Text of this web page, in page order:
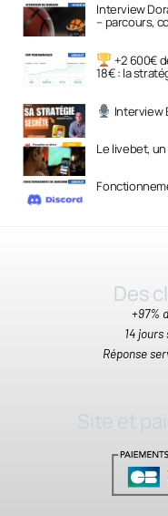
Interview
– parcours,
+2 600€
18€ : la
Interview
Le livebet,
Des
+97%
14
Réponse
Site et